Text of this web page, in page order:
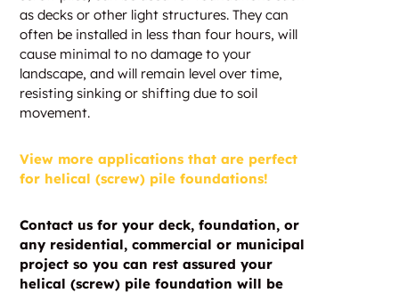
as decks or other light structures. They can
often be installed in less than four hours, will
cause minimal to no damage to your
landscape, and will remain level over time,
resisting sinking or shifting due to soil
movement.
View more applications that are perfect
for helical (screw) pile foundations!
Contact us for your deck, foundation, or
any residential, commercial or municipal
project so you can rest assured your
helical (screw) pile foundation will be